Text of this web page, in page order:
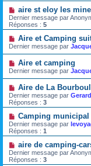
aire st eloy les
Dernier message par
Réponses : 5
Aire et Camping
Dernier message par
Aire et camping
Dernier message par
Aire de La
Dernier message par
Réponses : 3
Camping municipal
Dernier message par
Réponses : 1
aire de camping-
Dernier message par
Réponses : 3